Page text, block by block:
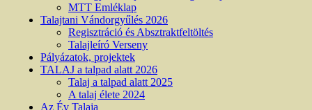
MTT Emléklap
Talajtani Vándorgyűlés 2026
Regisztráció és Absztraktfeltöltés
Talajleíró Verseny
Pályázatok, projektek
TALAJ a talpad alatt 2026
Talaj a talpad alatt 2025
A talaj élete 2024
Az Év Talaja